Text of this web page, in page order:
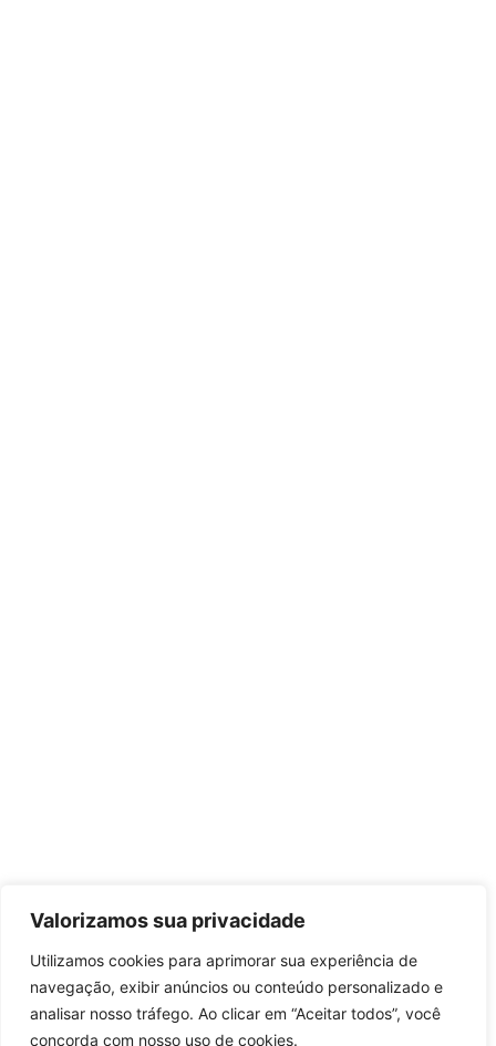
Valorizamos sua privacidade
Utilizamos cookies para aprimorar sua experiência de
navegação, exibir anúncios ou conteúdo personalizado e
analisar nosso tráfego. Ao clicar em “Aceitar todos”, você
concorda com nosso uso de cookies.